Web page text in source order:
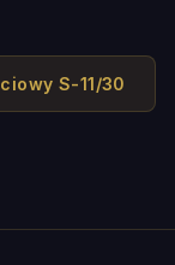
S-11/30